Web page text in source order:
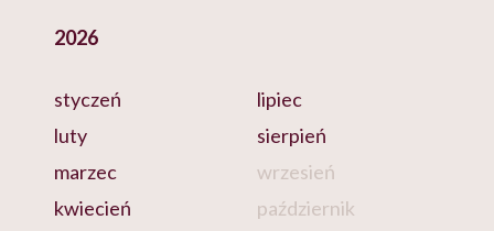
2026
styczeń
luty
marzec
kwiecień
lipiec
sierpień
wrzesień
październik